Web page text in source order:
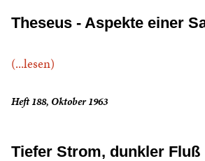
Theseus - Aspekte einer
(...lesen)
Heft 188, Oktober 1963
Tiefer Strom, dunkler Fluß